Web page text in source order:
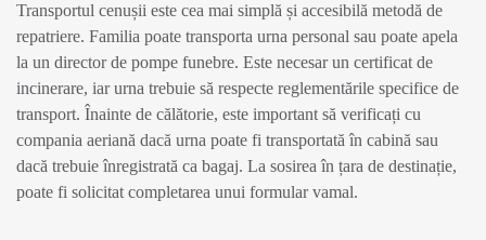
Transportul cenușii este cea mai simplă și accesibilă metodă de
repatriere. Familia poate transporta urna personal sau poate apela
la un director de pompe funebre. Este necesar un certificat de
incinerare, iar urna trebuie să respecte reglementările specifice de
transport. Înainte de călătorie, este important să verificați cu
compania aeriană dacă urna poate fi transportată în cabină sau
dacă trebuie înregistrată ca bagaj. La sosirea în țara de destinație,
poate fi solicitat completarea unui formular vamal.